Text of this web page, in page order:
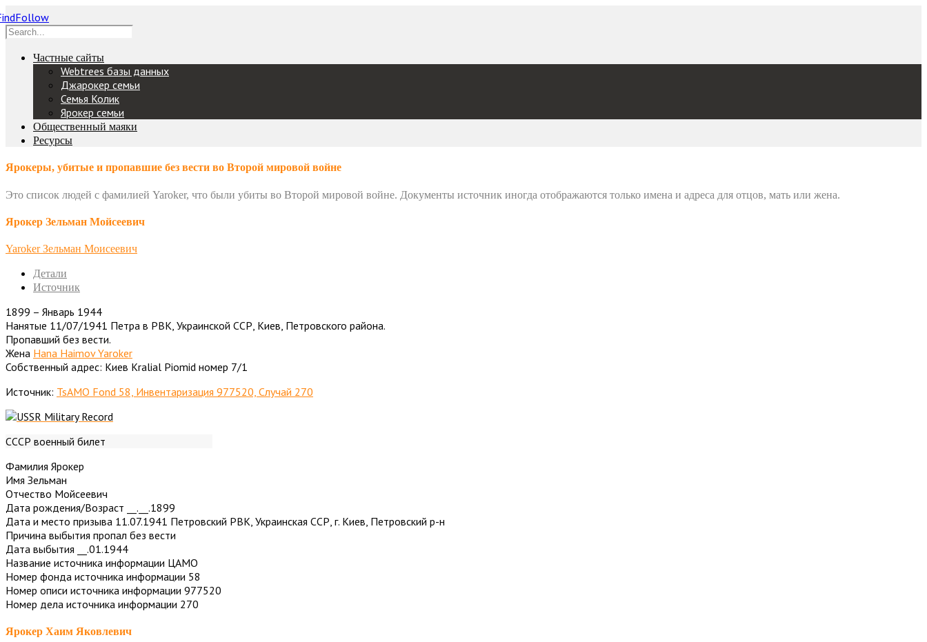
Частные сайты
Webtrees базы данных
Джарокер семьи
Семья Колик
Ярокер семьи
Общественный маяки
Ресурсы
Ярокеры, убитые и пропавшие без вести во Второй мировой войне
Это список людей с фамилией Yaroker, что были убиты во Второй мировой войне. Документы источник иногда отображаются только имена и адреса для отцов, мать или жена.
Ярокер Зельман Мойсеевич
Yaroker Зельман Моисеевич
Детали
Источник
1899 – Январь 1944
Нанятые 11/07/1941 Петра в РВК, Украинской ССР, Киев, Петровского района.
Пропавший без вести.
Жена Hana Haimov Yaroker
Собственный адрес: Киев Kralial Piomid номер 7/1
Источник: TsAMO Fond 58, Инвентаризация 977520, Случай 270
СССР военный билет
Фамилия Ярокер
Имя Зельман
Отчество Мойсеевич
Дата рождения/Возраст __.__.1899
Дата и место призыва 11.07.1941 Петровский РВК, Украинская ССР, г. Киев, Петровский р-н
Причина выбытия пропал без вести
Дата выбытия __.01.1944
Название источника информации ЦАМО
Номер фонда источника информации 58
Номер описи источника информации 977520
Номер дела источника информации 270
Ярокер Хаим Яковлевич